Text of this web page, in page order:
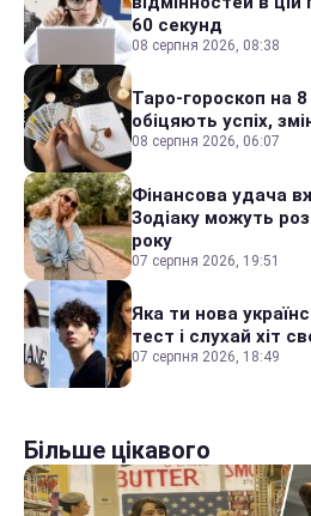
60 секунд
08 серпня 2026, 08:38
Таро-гороскоп на
обіцяють успіх,
08 серпня 2026, 06:07
Фінансова удача
Зодіаку можуть
року
07 серпня 2026, 19:51
Яка ти нова
тест і слухай хіт
07 серпня 2026, 18:49
Більше цікавого